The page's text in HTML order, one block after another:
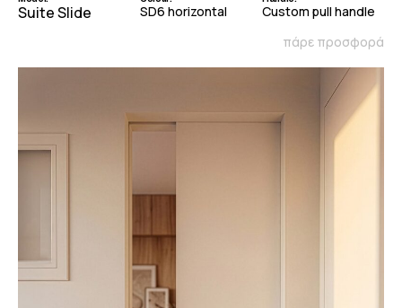
Suite Slide SD6 horizontal
Custom pull handle
πάρε προσφορά